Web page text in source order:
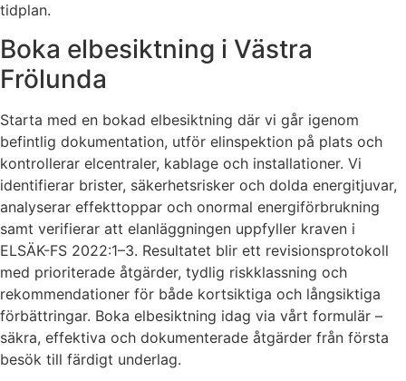
tidplan.
Boka elbesiktning i Västra
Frölunda
Starta med en bokad elbesiktning där vi går igenom
befintlig dokumentation, utför elinspektion på plats och
kontrollerar elcentraler, kablage och installationer. Vi
identifierar brister, säkerhetsrisker och dolda energitjuvar,
analyserar effekttoppar och onormal energiförbrukning
samt verifierar att elanläggningen uppfyller kraven i
ELSÄK-FS 2022:1–3. Resultatet blir ett revisionsprotokoll
med prioriterade åtgärder, tydlig riskklassning och
rekommendationer för både kortsiktiga och långsiktiga
förbättringar. Boka elbesiktning idag via vårt formulär –
säkra, effektiva och dokumenterade åtgärder från första
besök till färdigt underlag.